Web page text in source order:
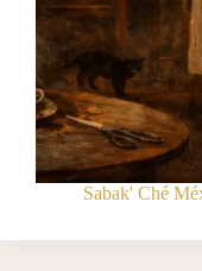
Sabak' Ché